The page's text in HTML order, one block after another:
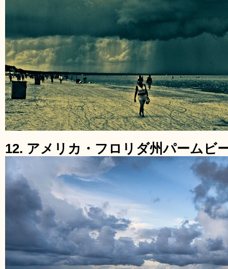
12. アメリカ・フロリダ州パームビ